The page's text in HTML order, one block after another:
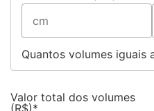
Quantos volumes iguais
Valor total dos volumes
(R$)*